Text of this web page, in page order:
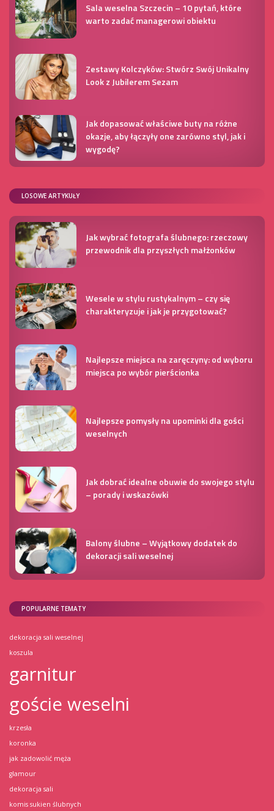
Sala weselna Szczecin – 10 pytań, które
warto zadać managerowi obiektu
Zestawy Kolczyków: Stwórz Swój Unikalny
Look z Jubilerem Sezam
Jak dopasować właściwe buty na różne
okazje, aby łączyły one zarówno styl, jak i
wygodę?
LOSOWE ARTYKUŁY
Jak wybrać fotografa ślubnego: rzeczowy
przewodnik dla przyszłych małżonków
Wesele w stylu rustykalnym – czy się
charakteryzuje i jak je przygotować?
Najlepsze miejsca na zaręczyny: od wyboru
miejsca po wybór pierścionka
Najlepsze pomysły na upominki dla gości
weselnych
Jak dobrać idealne obuwie do swojego stylu
– porady i wskazówki
Balony ślubne – Wyjątkowy dodatek do
dekoracji sali weselnej
POPULARNE TEMATY
dekoracja sali weselnej
koszula
garnitur
goście weselni
krzesła
koronka
jak zadowolić męża
glamour
dekoracja sali
komis sukien ślubnych